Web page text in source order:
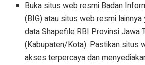
Buka situs web resmi Badan
(BIG) atau situs web resmi
data Shapefile RBI Provinsi Jawa
(Kabupaten/Kota). Pastikan situs
akses terpercaya dan